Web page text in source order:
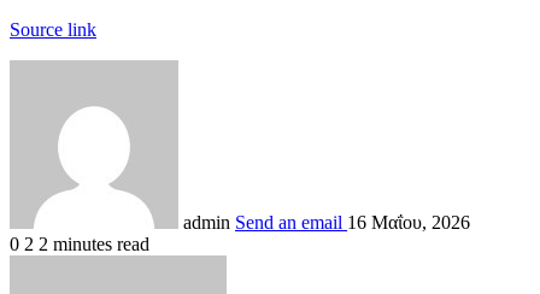
Source link
admin Send an email 16 Μαΐου, 2026
0 2 2 minutes read